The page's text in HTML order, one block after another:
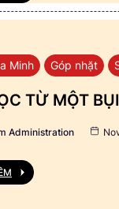
Minh Góp nhặt
TỪ MỘT
Administration